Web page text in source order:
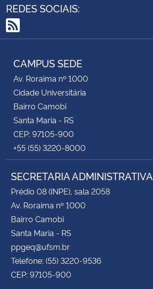
REDES SOCIAIS:
RSS
CAMPUS SEDE
Av. Roraima nº 1000
Cidade Universitária
Bairro Camobi
Santa Maria - RS
CEP: 97105-900
+55 (55) 3220-8000
SECRETARIA ADMINISTRATIVA
Prédio 08 (INPE), sala 2058
Av. Roraima nº 1000
Bairro Camobi
Santa Maria - RS
ppgeq@ufsm.br
Telefone: (55) 3220-9536
CEP: 97105-900